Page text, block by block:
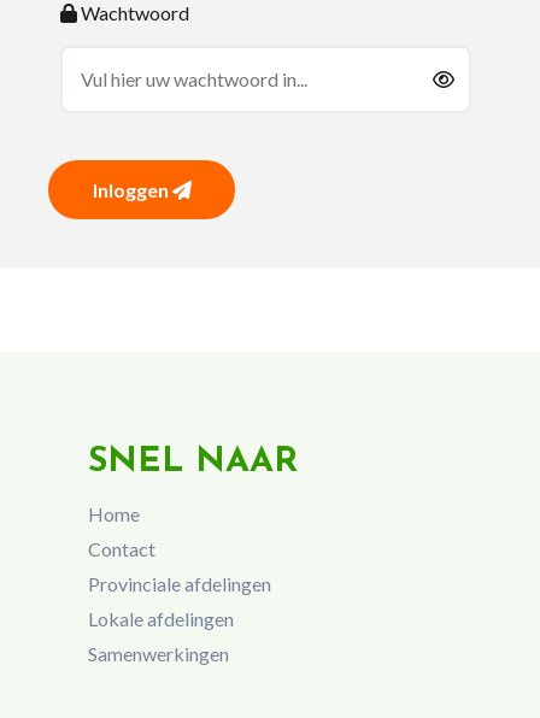
Wachtwoord
Inloggen
SNEL NAAR
Home
Contact
Provinciale afdelingen
Lokale afdelingen
Samenwerkingen